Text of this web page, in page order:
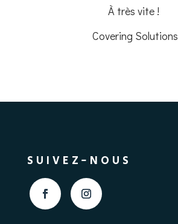
À très vite !
Covering Solutions
SUIVEZ-NOUS